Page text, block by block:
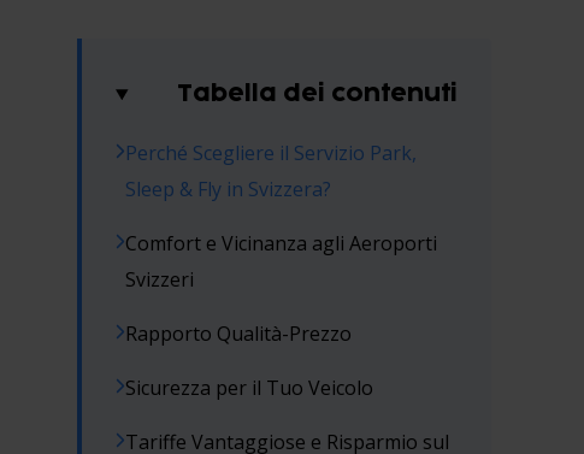
Tabella dei contenuti
Perché Scegliere il Servizio Park,
Sleep & Fly in Svizzera?
Comfort e Vicinanza agli Aeroporti
Svizzeri
Rapporto Qualità-Prezzo
Sicurezza per il Tuo Veicolo
Tariffe Vantaggiose e Risparmio sul